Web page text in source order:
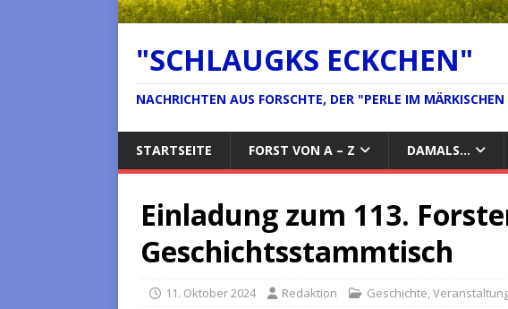
"SCHLAUGKS ECKCHEN"
NACHRICHTEN AUS FORSCHTE, DER "PERLE IM
STARTSEITE FORST VON A – Z DAMALS…
Einladung zum 113.
Geschichtsstammtisch
11. Oktober 2024 Redaktion Geschichte,